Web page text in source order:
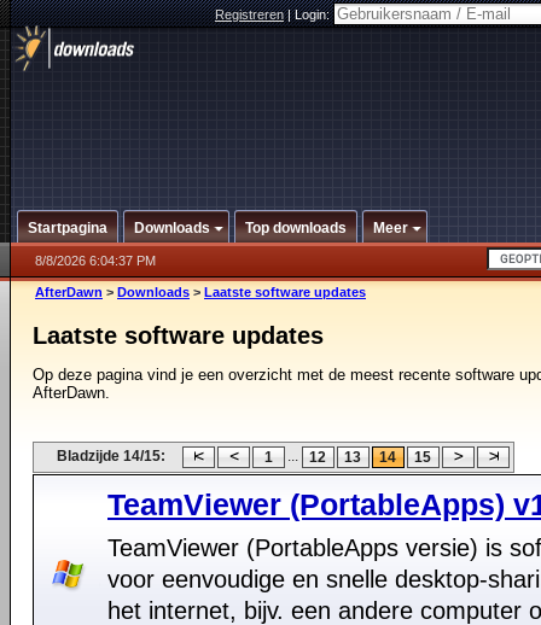
Registreren|Login:
Startpagina Downloads Top downloads Meer
8/8/2026 6:04:37 PM
AfterDawn > Downloads > Laatste software updates
Laatste software updates
Op deze pagina vind je een overzicht met de meest recente software
AfterDawn.
Bladzijde 14/15: 1 ... 12 13 14 15
TeamViewer (PortableApps)
TeamViewer (PortableApps versie) is
voor eenvoudige en snelle desktop-
het internet, bijv. een andere computer